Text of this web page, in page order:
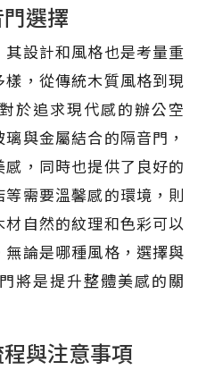
選擇
設計和風格也是考量重
，從傳統木質風格到現
於追求現代感的辦公空
與金屬結合的隔音門，
，同時也提供了良好的
需要溫馨感的環境，則
自然的紋理和色彩可以
論是哪種風格，選擇與
將是提升整體美感的關
與注意事項